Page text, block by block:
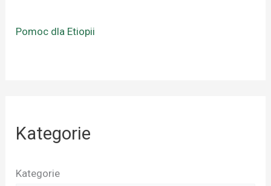
Pomoc dla Etiopii
Kategorie
Kategorie